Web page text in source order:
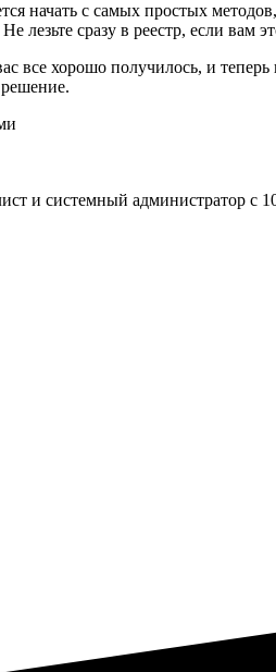
начать с самых простых
лезьте сразу в реестр, если вам
все хорошо получилось, и
решение.
и системный администратор с